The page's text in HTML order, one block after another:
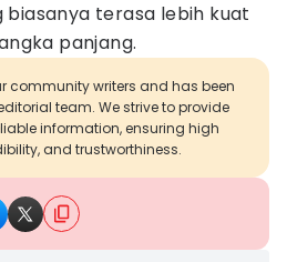
terasa lebih kuat
panjang.
community writers and has been
team. We strive to provide
information, ensuring high
and trustworthiness.